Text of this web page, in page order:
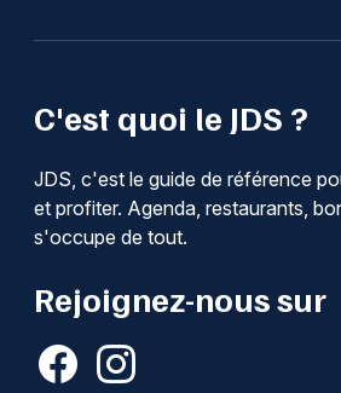
C'est quoi le JDS ?
JDS, c'est le guide de référence
et profiter. Agenda, restaurants,
s'occupe de tout.
Rejoignez-nous sur